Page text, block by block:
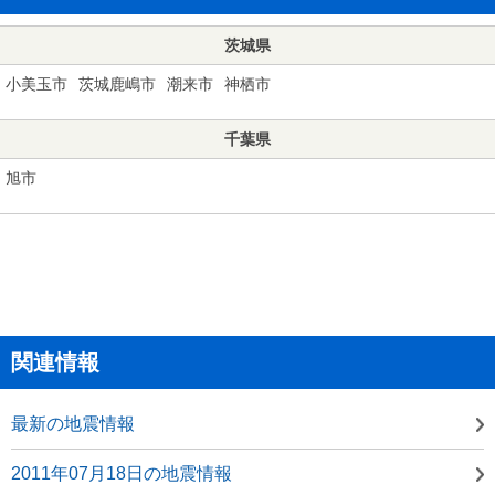
茨城県
小美玉市 茨城鹿嶋市 潮来市 神栖市
千葉県
旭市
関連情報
最新の地震情報
2011年07月18日の地震情報